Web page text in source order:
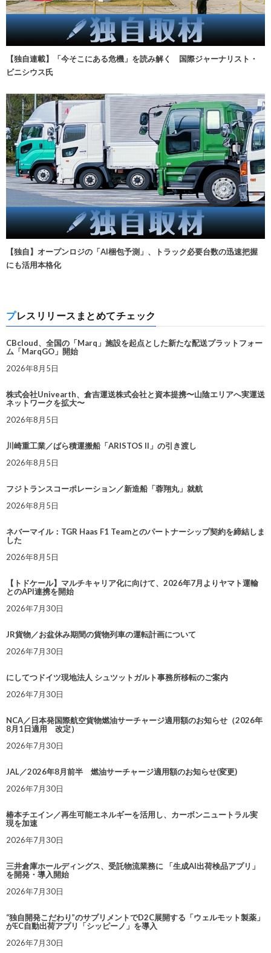
【独自連載】「今そこにある危機」を読み解く 国際ジャーナリスト・
ビニシウス氏
【独自】オープンロジの「AI梱包予測」、トラック必要台数の迅速把握
にも活用本格化
プレスリリースまとめてチェック
CBcloud、全国の「Marq」施設を起点とした新たな配送プラットフォー
ム「MarqGO」開始
2026年8月5日
株式会社Univearth、倉吉運送株式会社と資本提携〜山陰エリアへ実運送
ネットワークを拡大〜
2026年8月5日
川崎重工業／ばら積運搬船「ARISTOS II」の引き渡し
2026年8月5日
フジトランスコーポレーション／新造船「蓉翔丸」就航
2026年8月5日
ネバーマイル：TGR Haas F1 Teamとのパートナーシップ契約を締結しま
した
2026年8月5日
【トドケール】マルチキャリア化に向けて、2026年7月よりヤマト運輸
とのAPI連携を開始
2026年7月30日
JR貨物／お盆休み期間の貨物列車の運転計画について
2026年7月30日
にしてつドイツ現地法人 シュツットガルト事務所移転のご案内
2026年7月30日
NCA／日本発国際航空貨物燃油サーチャージ適用額のお知らせ（2026年
8月1日適用 改定）
2026年7月30日
JAL／2026年8月前半 燃油サーチャージ適用額のお知らせ(変更)
2026年7月30日
椿本チエイン／再生可能エネルギーを活用し、カーボンニュートラル実
現を加速
2026年7月30日
三井倉庫ホールディングス、受託物流業務に 「生成AI出荷検品アプリ」
を開発・導入開始
2026年7月30日
“独自開発こだわり”のサプリメントでD2C展開する「ウェルモット製薬」
がEC自動出荷アプリ「シッピーノ」を導入
2026年7月30日